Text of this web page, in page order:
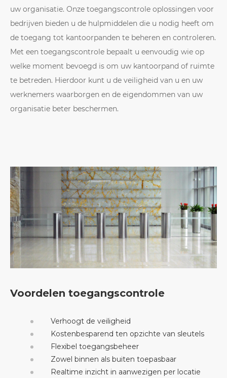
uw organisatie. Onze toegangscontrole oplossingen voor
bedrijven bieden u de hulpmiddelen die u nodig heeft om
de toegang tot kantoorpanden te beheren en controleren.
Met een toegangscontrole bepaalt u eenvoudig wie op
welke moment bevoegd is om uw kantoorpand of ruimte
te betreden. Hierdoor kunt u de veiligheid van u en uw
werknemers waarborgen en de eigendommen van uw
organisatie beter beschermen.
Voordelen toegangscontrole
Verhoogt de veiligheid
Kostenbesparend ten opzichte van sleutels
Flexibel toegangsbeheer
Zowel binnen als buiten toepasbaar
Realtime inzicht in aanwezigen per locatie